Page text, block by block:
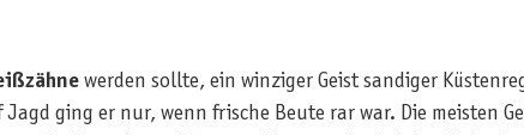
werden sollte, ein winziger Geist sandiger
ging er nur, wenn frische Beute rar war. Die meisten